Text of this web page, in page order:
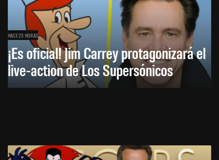
HACE 23 HORAS
¡Es oficial! Jim Carrey protagonizará el
live-action de Los Supersónicos